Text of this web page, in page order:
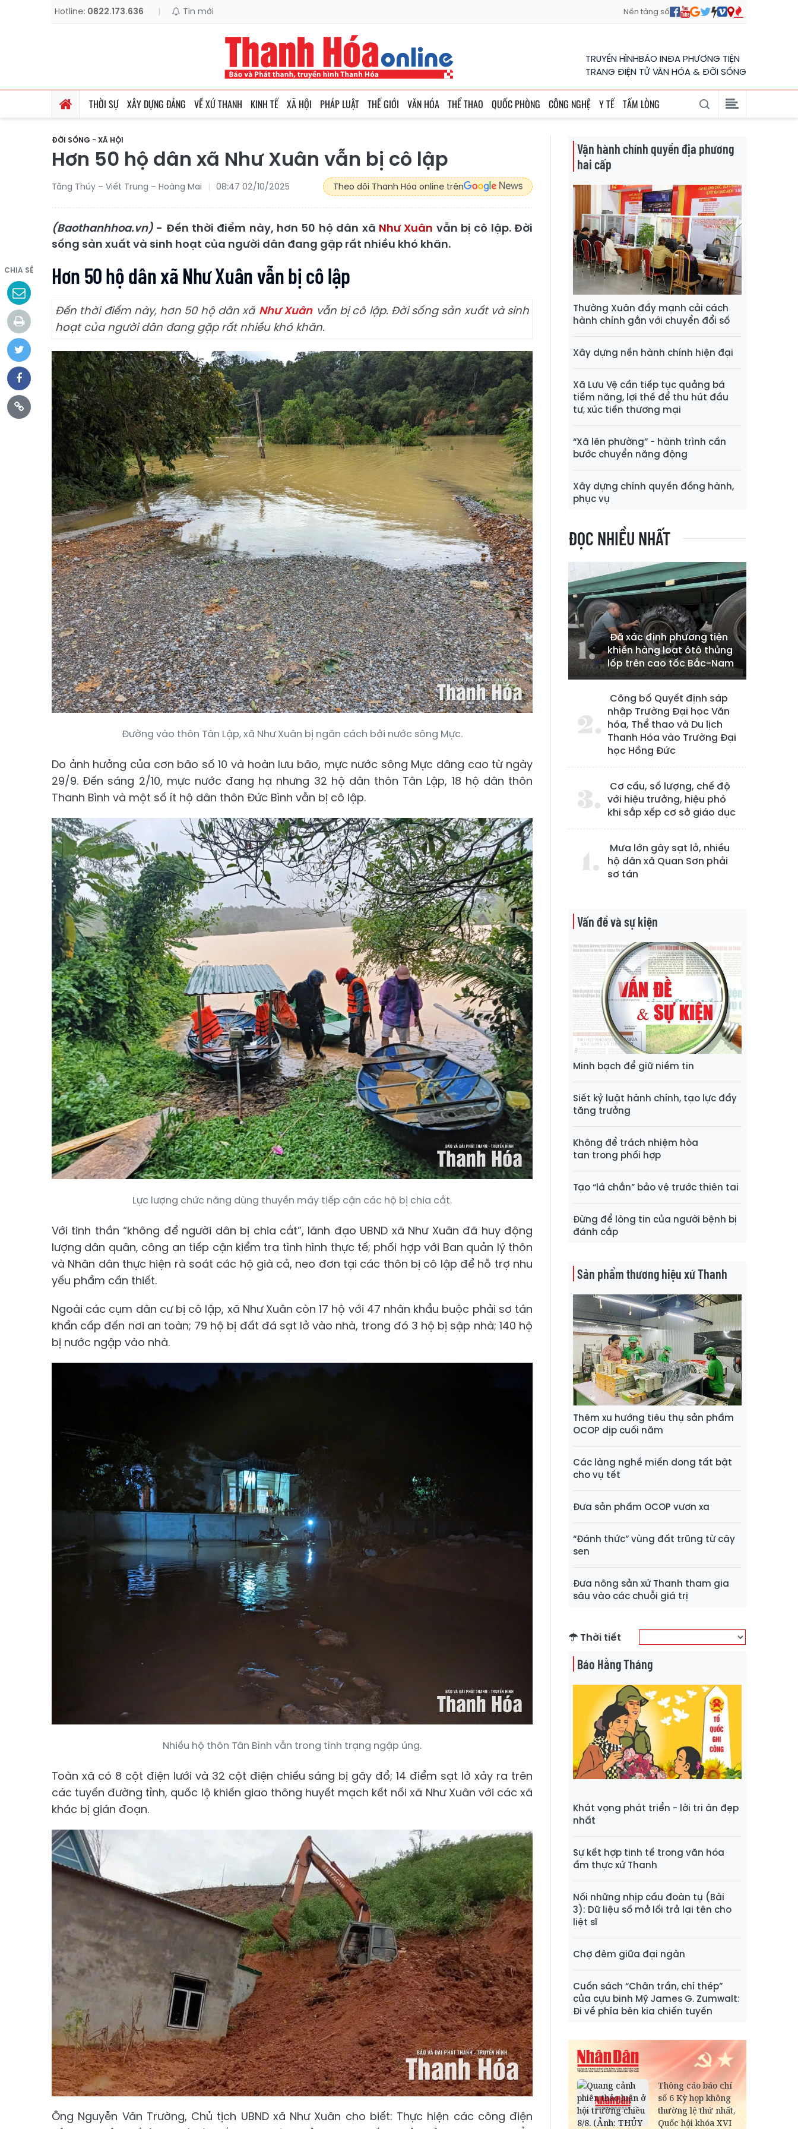
Hotline: 0822.173.636 | Tin mới Nền tảng số
TRUYỀN HÌNHBÁO INĐA PHƯƠNG TIỆN
TRANG ĐIỆN TỬ VĂN HÓA & ĐỜI SỐNG
THỜI SỰ XÂY DỰNG ĐẢNG VỀ XỨ THANH KINH TẾ XÃ HỘI PHÁP LUẬT THẾ GIỚI VĂN HÓA THỂ THAO QUỐC PHÒNG CÔNG NGHỆ Y TẾ TẤM LÒNG
ĐỜI SỐNG - XÃ HỘI
Hơn 50 hộ dân xã Như Xuân vẫn bị cô lập
Tăng Thúy – Viết Trung – Hoàng Mai 08:47 02/10/2025 Theo dõi Thanh Hóa online trên
(Baothanhhoa.vn) - Đến thời điểm này, hơn 50 hộ dân xã Như Xuân vẫn bị cô lập. Đời
sống sản xuất và sinh hoạt của người dân đang gặp rất nhiều khó khăn.
CHIA SẺ Hơn 50 hộ dân xã Như Xuân vẫn bị cô lập
Đến thời điểm này, hơn 50 hộ dân xã Như Xuân vẫn bị cô lập. Đời sống sản xuất và sinh
hoạt của người dân đang gặp rất nhiều khó khăn.
Đường vào thôn Tân Lập, xã Như Xuân bị ngăn cách bởi nước sông Mực.
Do ảnh hưởng của cơn bão số 10 và hoàn lưu bão, mực nước sông Mực dâng cao từ ngày
29/9. Đến sáng 2/10, mực nước đang hạ nhưng 32 hộ dân thôn Tân Lập, 18 hộ dân thôn
Thanh Bình và một số ít hộ dân thôn Đức Bình vẫn bị cô lập.
Lực lượng chức năng dùng thuyền máy tiếp cận các hộ bị chia cắt.
Với tinh thần “không để người dân bị chia cắt”, lãnh đạo UBND xã Như Xuân đã huy động
lượng dân quân, công an tiếp cận kiểm tra tình hình thực tế; phối hợp với Ban quản lý thôn
và Nhân dân thực hiện rà soát các hộ già cả, neo đơn tại các thôn bị cô lập để hỗ trợ nhu
yếu phẩm cần thiết.
Ngoài các cụm dân cư bị cô lập, xã Như Xuân còn 17 hộ với 47 nhân khẩu buộc phải sơ tán
khẩn cấp đến nơi an toàn; 79 hộ bị đất đá sạt lở vào nhà, trong đó 3 hộ bị sập nhà; 140 hộ
bị nước ngập vào nhà.
Nhiều hộ thôn Tân Bình vẫn trong tình trạng ngập úng.
Toàn xã có 8 cột điện lưới và 32 cột điện chiếu sáng bị gãy đổ; 14 điểm sạt lở xảy ra trên
các tuyến đường tỉnh, quốc lộ khiến giao thông huyết mạch kết nối xã Như Xuân với các xã
khác bị gián đoạn.
Ông Nguyễn Văn Trường, Chủ tịch UBND xã Như Xuân cho biết: Thực hiện các công điện
Vận hành chính quyền địa phương
hai cấp
Thường Xuân đẩy mạnh cải cách
hành chính gắn với chuyển đổi số
Xây dựng nền hành chính hiện đại
Xã Lưu Vệ cần tiếp tục quảng bá
tiềm năng, lợi thế để thu hút đầu
tư, xúc tiến thương mại
“Xã lên phường” - hành trình cần
bước chuyển năng động
Xây dựng chính quyền đồng hành,
phục vụ
ĐỌC NHIỀU NHẤT
Đã xác định phương tiện
khiến hàng loạt ôtô thủng
lốp trên cao tốc Bắc-Nam
Công bố Quyết định sáp
nhập Trường Đại học Văn
hóa, Thể thao và Du lịch
Thanh Hóa vào Trường Đại
học Hồng Đức
Cơ cấu, số lượng, chế độ
với hiệu trưởng, hiệu phó
khi sắp xếp cơ sở giáo dục
Mưa lớn gây sạt lở, nhiều
hộ dân xã Quan Sơn phải
sơ tán
Vấn đề và sự kiện
Minh bạch để giữ niềm tin
Siết kỷ luật hành chính, tạo lực đẩy
tăng trưởng
Không để trách nhiệm hòa
tan trong phối hợp
Tạo “lá chắn” bảo vệ trước thiên tai
Đừng để lòng tin của người bệnh bị
đánh cắp
Sản phẩm thương hiệu xứ Thanh
Thêm xu hướng tiêu thụ sản phẩm
OCOP dịp cuối năm
Các làng nghề miến dong tất bật
cho vụ tết
Đưa sản phẩm OCOP vươn xa
“Đánh thức” vùng đất trũng từ cây
sen
Đưa nông sản xứ Thanh tham gia
sâu vào các chuỗi giá trị
Thời tiết
Báo Hằng Tháng
Khát vọng phát triển - lời tri ân đẹp
nhất
Sự kết hợp tinh tế trong văn hóa
ẩm thực xứ Thanh
Nối những nhịp cầu đoàn tụ (Bài
3): Dữ liệu số mở lối trả lại tên cho
liệt sĩ
Chợ đêm giữa đại ngàn
Cuốn sách “Chân trần, chí thép”
của cựu binh Mỹ James G. Zumwalt:
Đi về phía bên kia chiến tuyến